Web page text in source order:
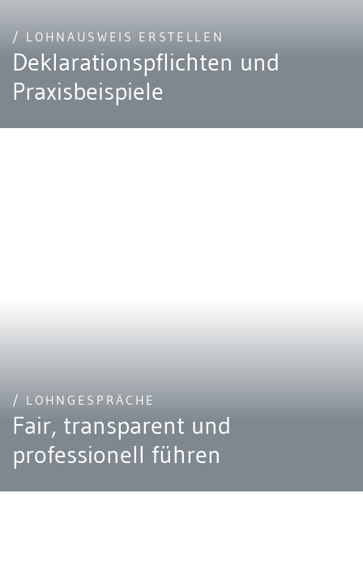
/ LOHNAUSWEIS ERSTELLEN
Deklarationspflichten und
Praxisbeispiele
/ LOHNGESPRÄCHE
Fair, transparent und
professionell führen